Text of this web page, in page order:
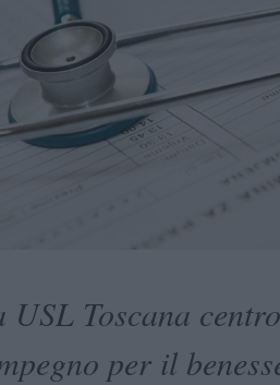
USL Toscana
per il